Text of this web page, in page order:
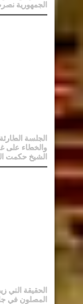
الجمهورية
الجلسة
والخطاء على
الشيخ حكمت
الحقيقة التي
المصلون في